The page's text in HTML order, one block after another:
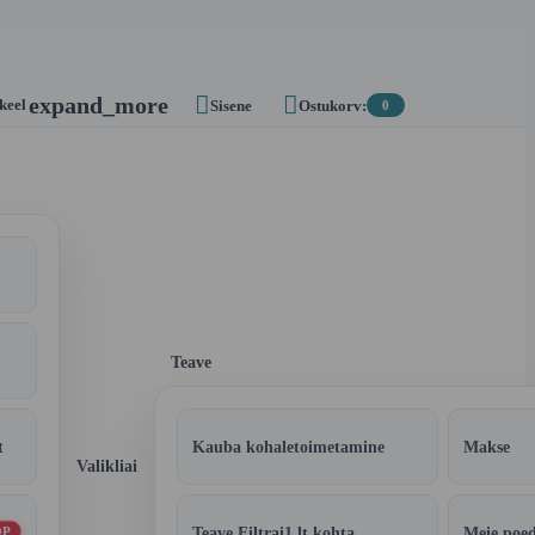
expand_more Sisene Ostukorv: 0
Valikliai
Teave
Kauba kohaletoimetamine Makse